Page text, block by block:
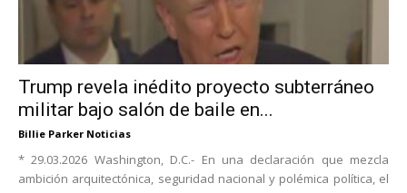
Trump revela inédito proyecto subterráneo
militar bajo salón de baile en...
Billie Parker Noticias
* 29.03.2026 Washington, D.C.- En una declaración que mezcla
ambición arquitectónica, seguridad nacional y polémica política, el